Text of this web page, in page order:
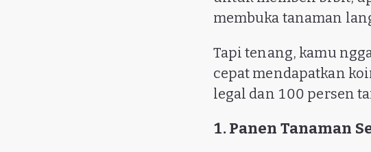
membuka tanaman
Tapi tenang, kamu
cepat mendapatkan
legal dan 100 persen
1. Panen Tanaman